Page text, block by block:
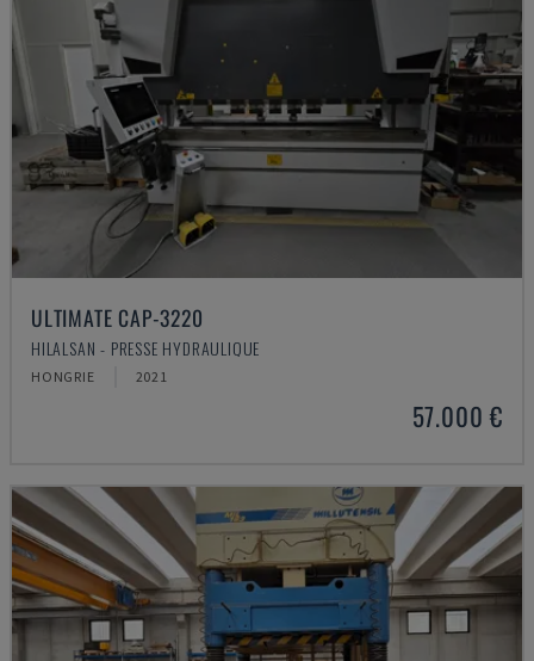
ULTIMATE CAP-3220
HILALSAN - PRESSE HYDRAULIQUE
HONGRIE 2021
57.000 €